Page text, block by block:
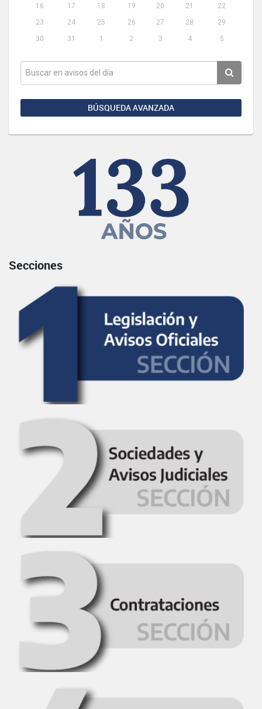
16
17 18 19 20 21
22
23
24 25 26 27 28
29
30
31 1 2 3 4 5
BÚSQUEDA AVANZADA
Secciones